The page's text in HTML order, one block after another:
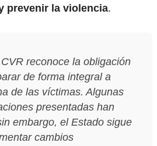
prevenir la violencia.
reconoce la obligación
de forma integral a
de las víctimas. Algunas
presentadas han
embargo, el Estado sigue
cambios